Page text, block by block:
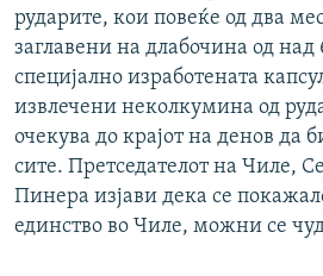
ПОДКАСТ ЗОШТО?
СЛЕДЕТЕ НЕ
РСЕ веб страници
рударите, кои повеќе од два
заглавени на длабочина од
специјално изработената
извлечени неколкумина од
очекува до крајот на денов да
сите. Претседателот на Чиле,
Пинера изјави дека се
единство во Чиле, можни се